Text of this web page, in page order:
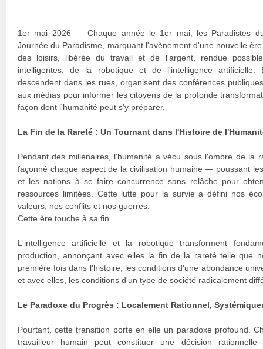
1er mai 2026 — Chaque année le 1er mai, les Paradistes
Journée du Paradisme, marquant l'avènement d'une nouvelle
des loisirs, libérée du travail et de l'argent, rendue
intelligentes, de la robotique et de l'intelligence
descendent dans les rues, organisent des conférences
aux médias pour informer les citoyens de la profonde
façon dont l'humanité peut s'y préparer.
La Fin de la Rareté : Un Tournant dans l'Histoire de
Pendant des millénaires, l'humanité a vécu sous l'ombre de la
façonné chaque aspect de la civilisation humaine — poussant
et les nations à se faire concurrence sans relâche pour
ressources limitées. Cette lutte pour la survie a défini nos
valeurs, nos conflits et nos guerres.
Cette ère touche à sa fin.
L'intelligence artificielle et la robotique transforment
production, annonçant avec elles la fin de la rareté telle que
première fois dans l'histoire, les conditions d'une abondance
et avec elles, les conditions d'un type de société radicalement
Le Paradoxe du Progrès : Localement Rationnel,
Pourtant, cette transition porte en elle un paradoxe profound.
travailleur humain peut constituer une décision